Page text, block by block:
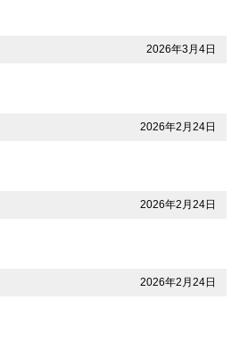
2026年3月4日
2026年2月24日
2026年2月24日
2026年2月24日